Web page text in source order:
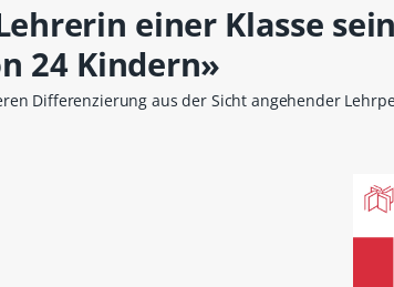
einer Klasse
24 Kindern»
Differenzierung aus der Sicht angehender